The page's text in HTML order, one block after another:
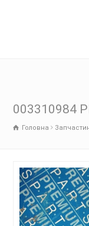
003310984
Головна